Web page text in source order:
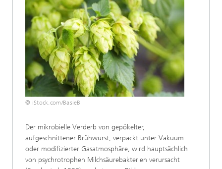
© iStock.com/BasieB
Der mikrobielle Verderb von gepökelter,
aufgeschnittener Brühwurst, verpackt unter Vakuum
oder modifizierter Gasatmosphäre, wird hauptsächlich
von psychrotrophen Milchsäurebakterien verursacht